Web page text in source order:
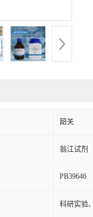
韶关
翁江试剂
PB39646
科研实验